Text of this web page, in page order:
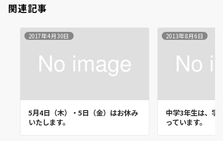
関連記事
2017年4月30日
5月4日（木）・5日（金）はお休み
いたします。
2013年8月6日
中学3年生は、学
っています。